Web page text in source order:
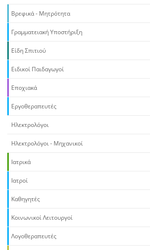
Βρεφικά - Μητρότητα
Γραμματειακή Υποστήριξη
Είδη Σπιτιού
Ειδικοί Παιδαγωγοί
Εποχιακά
Εργοθεραπευτές
Ηλεκτρολόγοι
Ηλεκτρολόγοι - Μηχανικοί
Ιατρικά
Ιατροί
Καθηγητές
Κοινωνικοί Λειτουργοί
Λογοθεραπευτές